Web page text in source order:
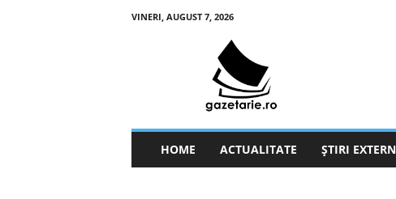
VINERI, AUGUST 7, 2026
HOME ACTUALITATE ȘTIRI